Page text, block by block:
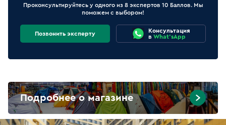
Проконсультируйтесь у одного из 8 экспертов 10 Баллов. Мы
поможем с выбором!
Позвонить эксперту
Консультация
в What'sApp
Подробнее о магазине